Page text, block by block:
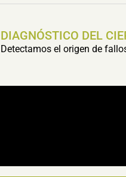
DIAGNÓSTICO DEL
Detectamos el origen de